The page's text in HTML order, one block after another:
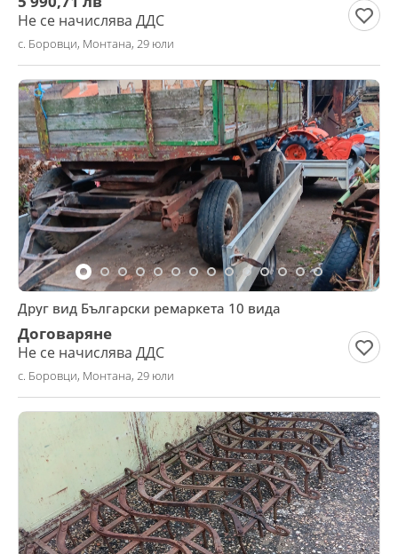
Не се начислява ДДС
с. Боровци, Монтана, 29 юли
Друг вид Български ремаркета 10 вида
Договаряне
Не се начислява ДДС
с. Боровци, Монтана, 29 юли